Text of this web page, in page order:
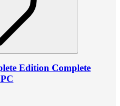
Edition Complete